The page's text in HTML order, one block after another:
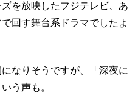
を放映したフジテレビ、あ
回す舞台系ドラマでしたよ
なりそうですが、「深夜に
う声も。